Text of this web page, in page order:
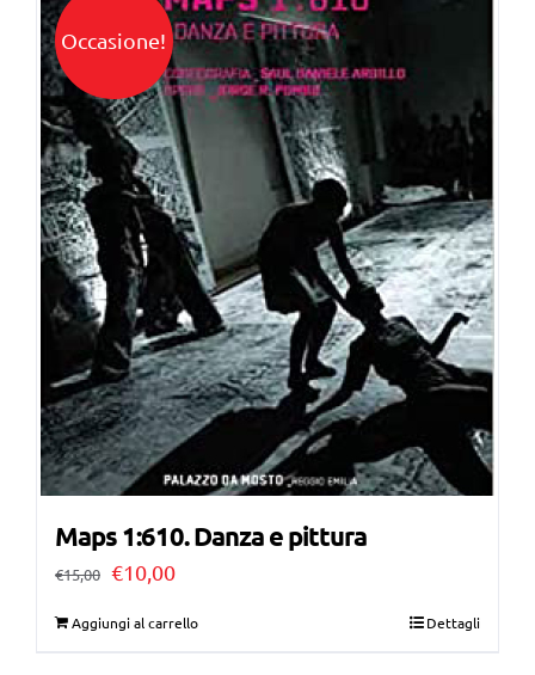
Occasione!
Maps 1:610. Danza e pittura
€15,00 Il
€10,00Il
Aggiungi al carrello Dettagli